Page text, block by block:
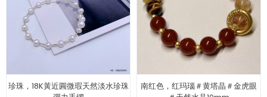
珍珠，18K黃近圓微瑕天然淡水珍珠
南红色，红玛瑙＃黄塔晶＃金虎眼